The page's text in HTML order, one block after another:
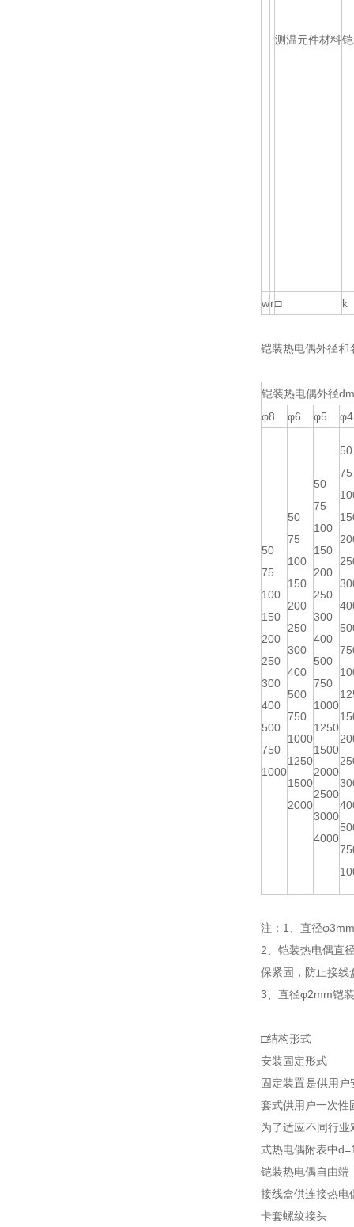
测温元件材料
wr□ k
铠装热电偶外径和
铠装热电偶外径
φ8
φ6 φ5 φ4
50
75
100
150
200
250
300
400
500
750
1000
50
75
100
150
200
250
300
400
500
750
1000
1250
1500
2000
50
75
100
150
200
250
300
400
500
750
1000
1250
1500
2000
2500
3000
4000
50
75
注：1、直径
2、铠装热电偶直
保紧固，防止接线
3、直径φ2mm铠
□结构形式
安装固定形式
固定装置是供用
套式供用户一次性
为了适应不同行
式热电偶附表中
铠装热电偶自由端
接线盒供连接热电
卡套螺纹接头